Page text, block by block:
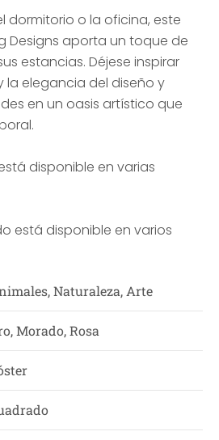
dormitorio o la oficina, este
Designs aporta un toque de
estancias. Déjese inspirar
elegancia del diseño y
en un oasis artístico que
disponible en varias
está disponible en varios
Naturaleza, Arte
Morado, Rosa